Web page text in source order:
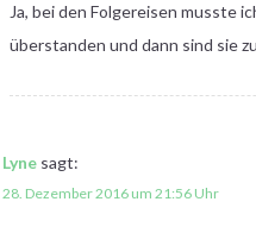
Ja, bei den Folgereisen musste
überstanden und dann sind sie
Lyne sagt:
28. Dezember 2016 um 21:56 Uhr